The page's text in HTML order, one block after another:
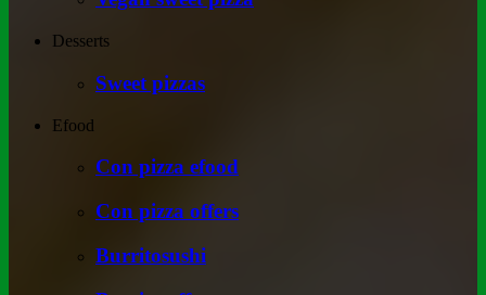
Desserts
Sweet pizzas
Efood
Con pizza efood
Con pizza offers
Burritosushi